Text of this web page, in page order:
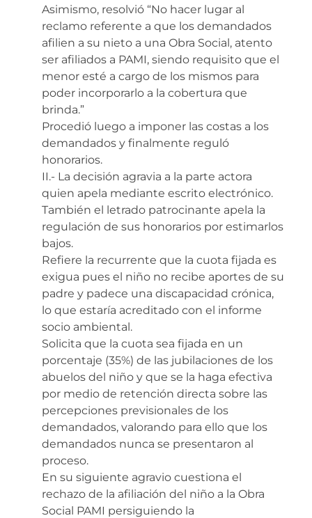
Asimismo, resolvió “No hacer lugar al
reclamo referente a que los demandados
afilien a su nieto a una Obra Social, atento
ser afiliados a PAMI, siendo requisito que el
menor esté a cargo de los mismos para
poder incorporarlo a la cobertura que
brinda.”
Procedió luego a imponer las costas a los
demandados y finalmente reguló
honorarios.
II.- La decisión agravia a la parte actora
quien apela mediante escrito electrónico.
También el letrado patrocinante apela la
regulación de sus honorarios por estimarlos
bajos.
Refiere la recurrente que la cuota fijada es
exigua pues el niño no recibe aportes de su
padre y padece una discapacidad crónica,
lo que estaría acreditado con el informe
socio ambiental.
Solicita que la cuota sea fijada en un
porcentaje (35%) de las jubilaciones de los
abuelos del niño y que se la haga efectiva
por medio de retención directa sobre las
percepciones previsionales de los
demandados, valorando para ello que los
demandados nunca se presentaron al
proceso.
En su siguiente agravio cuestiona el
rechazo de la afiliación del niño a la Obra
Social PAMI persiguiendo la